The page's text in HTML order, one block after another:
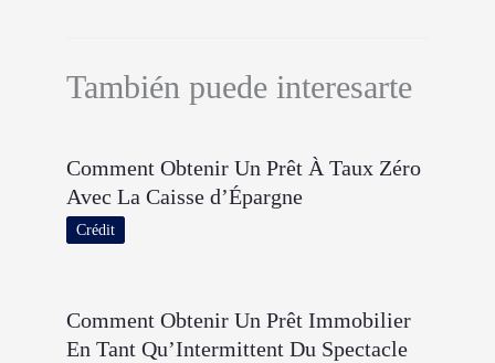
También puede interesarte
Comment Obtenir Un Prêt À Taux Zéro
Avec La Caisse d’Épargne
Crédit
Comment Obtenir Un Prêt Immobilier
En Tant Qu’Intermittent Du Spectacle